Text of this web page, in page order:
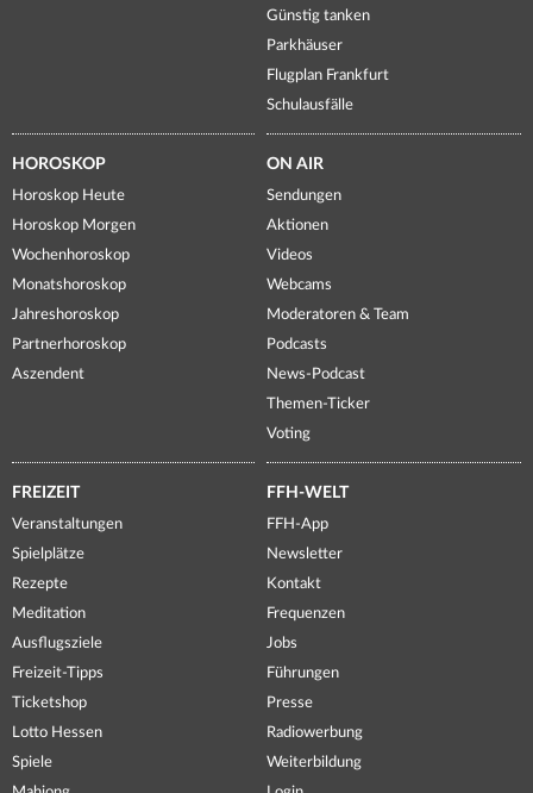
Günstig tanken
Parkhäuser
Flugplan Frankfurt
Schulausfälle
HOROSKOP
Horoskop Heute
Horoskop Morgen
Wochenhoroskop
Monatshoroskop
Jahreshoroskop
Partnerhoroskop
Aszendent
ON AIR
Sendungen
Aktionen
Videos
Webcams
Moderatoren & Team
Podcasts
News-Podcast
Themen-Ticker
Voting
FREIZEIT
Veranstaltungen
Spielplätze
Rezepte
Meditation
Ausflugsziele
Freizeit-Tipps
Ticketshop
Lotto Hessen
Spiele
FFH-WELT
FFH-App
Newsletter
Kontakt
Frequenzen
Jobs
Führungen
Presse
Radiowerbung
Weiterbildung